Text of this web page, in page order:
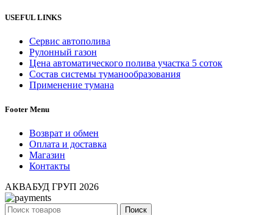
USEFUL LINKS
Сервис автополива
Рулонный газон
Цена автоматического полива участка 5 соток
Состав системы туманообразования
Применение тумана
Footer Menu
Возврат и обмен
Оплата и доставка
Магазин
Контакты
АКВАБУД ГРУП 2026
Поиск